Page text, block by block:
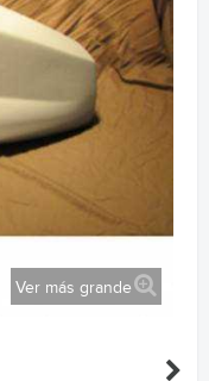
Ver más grande